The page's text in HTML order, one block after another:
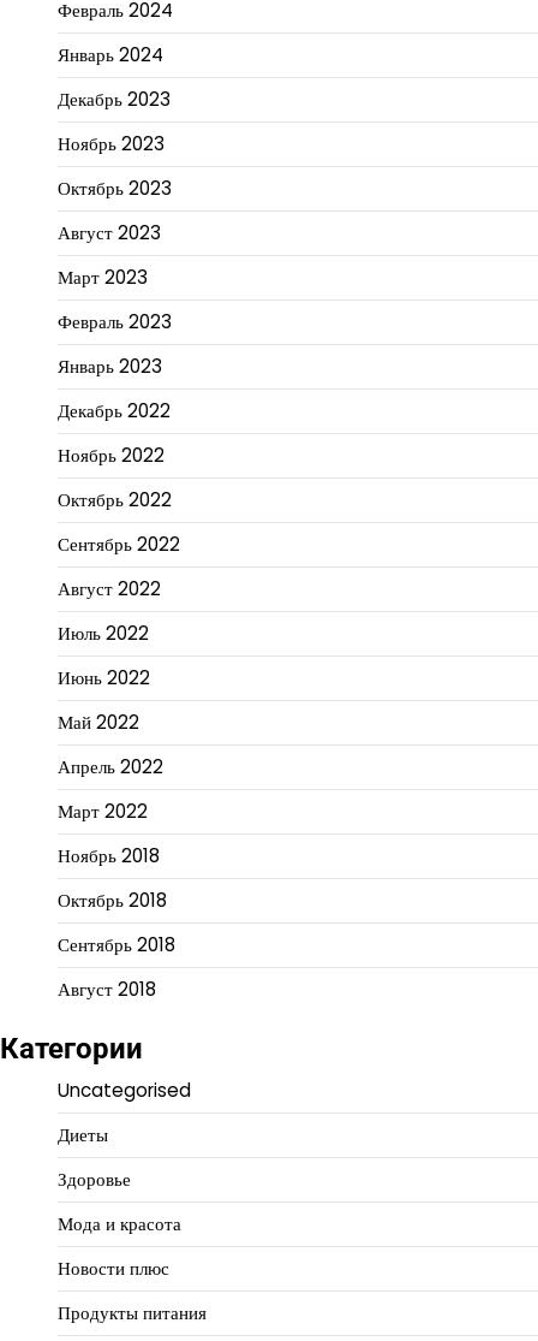
Февраль 2024
Январь 2024
Декабрь 2023
Ноябрь 2023
Октябрь 2023
Август 2023
Март 2023
Февраль 2023
Январь 2023
Декабрь 2022
Ноябрь 2022
Октябрь 2022
Сентябрь 2022
Август 2022
Июль 2022
Июнь 2022
Май 2022
Апрель 2022
Март 2022
Ноябрь 2018
Октябрь 2018
Сентябрь 2018
Август 2018
Категории
Uncategorised
Диеты
Здоровье
Мода и красота
Новости плюс
Продукты питания